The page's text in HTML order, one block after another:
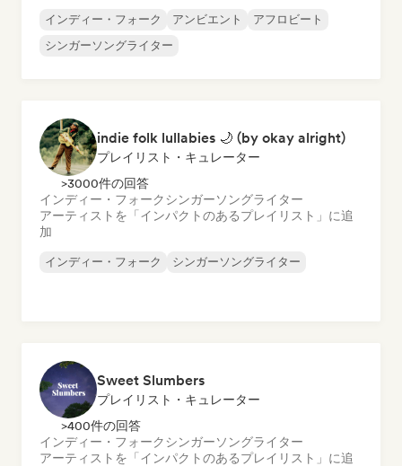
インディー・フォーク アンビエント
アフロビート
シンガーソングライター
indie folk lullabies 🌙 (by okay alright)
プレイリスト・キュレーター
>3000件の回答
インディー・フォークシンガーソングライター
アーティストを「インパクトのあるプレイリスト」に追
加
インディー・フォーク シンガーソングライター
Sweet Slumbers
プレイリスト・キュレーター
>400件の回答
インディー・フォークシンガーソングライター
アーティストを「インパクトのあるプレイリスト」に追